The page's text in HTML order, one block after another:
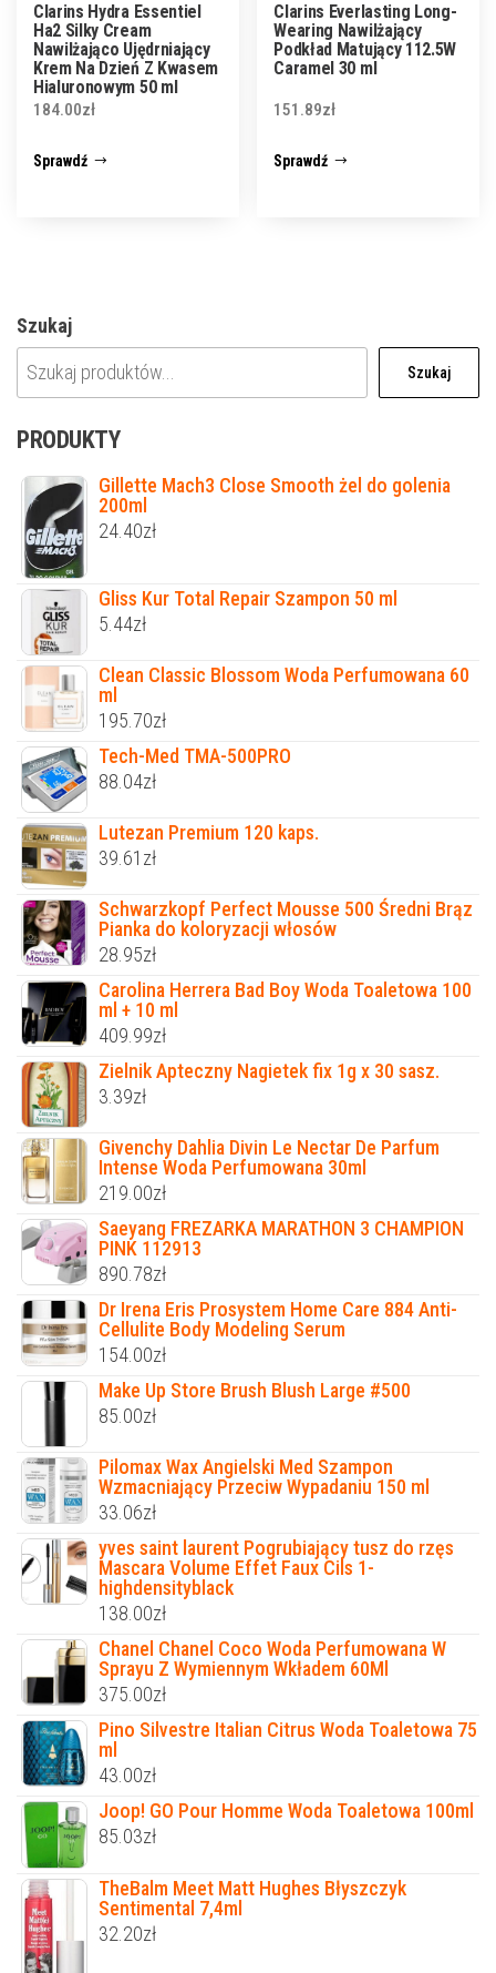
Clarins Hydra Essentiel
Ha2 Silky Cream
Nawilżająco Ujędrniający
Krem Na Dzień Z Kwasem
Hialuronowym 50 ml
184.00zł
Sprawdź
Clarins Everlasting Long-
Wearing Nawilżający
Podkład Matujący 112.5W
Caramel 30 ml
151.89zł
Sprawdź
Szukaj
Szukaj
PRODUKTY
Gillette Mach3 Close Smooth żel do golenia
200ml
24.40zł
Gliss Kur Total Repair Szampon 50 ml
5.44zł
Clean Classic Blossom Woda Perfumowana 60
ml
195.70zł
Tech-Med TMA-500PRO
88.04zł
Lutezan Premium 120 kaps.
39.61 zł
Schwarzkopf Perfect Mousse 500 Średni Brąz
Pianka do koloryzacji włosów
28.95zł
Carolina Herrera Bad Boy Woda Toaletowa 100
ml + 10 ml
409.99zł
Zielnik Apteczny Nagietek fix 1g x 30 sasz.
3.39zł
Givenchy Dahlia Divin Le Nectar De Parfum
Intense Woda Perfumowana 30ml
219.00zł
Saeyang FREZARKA MARATHON 3 CHAMPION
PINK 112913
890.78zł
Dr Irena Eris Prosystem Home Care 884 Anti-
Cellulite Body Modeling Serum
154.00zł
Make Up Store Brush Blush Large #500
85.00zł
Pilomax Wax Angielski Med Szampon
Wzmacniający Przeciw Wypadaniu 150 ml
33.06zł
yves saint laurent Pogrubiający tusz do rzęs
Mascara Volume Effet Faux Cils 1-
highdensityblack
138.00zł
Chanel Chanel Coco Woda Perfumowana W
Sprayu Z Wymiennym Wkładem 60Ml
375.00zł
Pino Silvestre Italian Citrus Woda Toaletowa 75
ml
43.00zł
Joop! GO Pour Homme Woda Toaletowa 100ml
85.03zł
TheBalm Meet Matt Hughes Błyszczyk
Sentimental 7,4ml
32.20zł